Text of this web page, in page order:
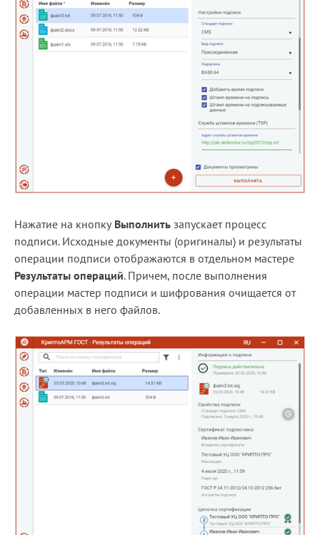
Нажатие на кнопку Выполнить запускает процесс
подписи. Исходные документы (оригиналы) и результаты
операции подписи отображаются в отдельном мастере
Результаты операций. Причем, после выполнения
операции мастер подписи и шифрования очищается от
добавленных в него файлов.